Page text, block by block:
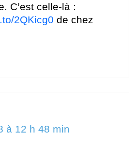
C’est celle-là :
2QKicg0 de chez
à 12 h 48 min